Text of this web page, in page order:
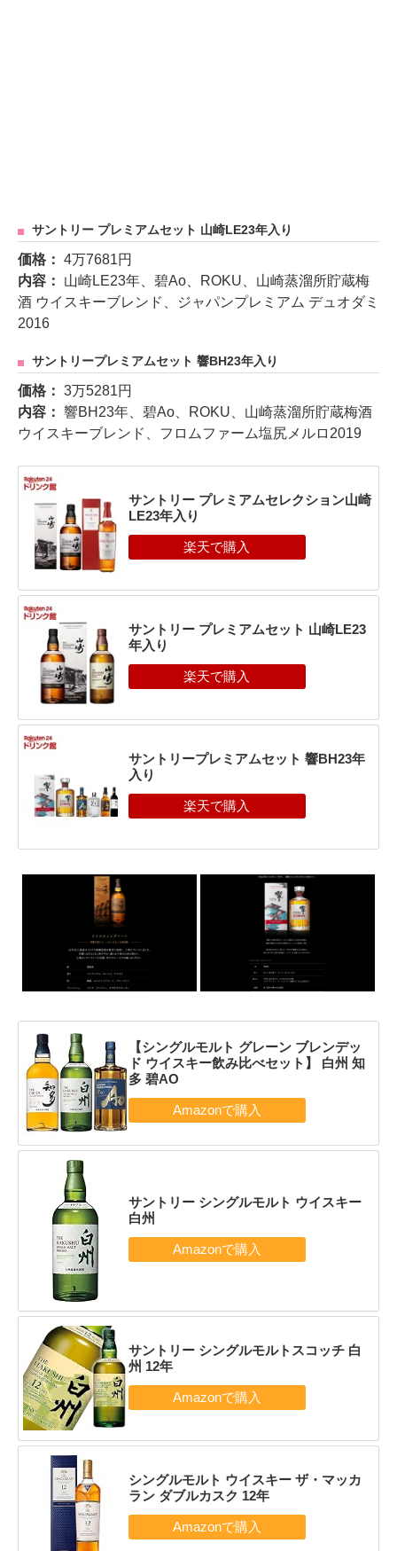
サントリー プレミアムセット 山崎LE23年入り
価格： 4万7681円
内容： 山崎LE23年、碧Ao、ROKU、山崎蒸溜所貯蔵梅
酒 ウイスキーブレンド、ジャパンプレミアム デュオダミ
2016
サントリープレミアムセット 響BH23年入り
価格： 3万5281円
内容： 響BH23年、碧Ao、ROKU、山崎蒸溜所貯蔵梅酒
ウイスキーブレンド、フロムファーム塩尻メルロ2019
サントリー プレミアムセレクション山崎
LE23年入り
サントリー プレミアムセット 山崎LE23
年入り
サントリープレミアムセット 響BH23年
入り
【シングルモルト グレーン ブレンデッ
ド ウイスキー飲み比べセット】 白州 知
多 碧AO
サントリー シングルモルト ウイスキー
白州
サントリー シングルモルトスコッチ 白
州 12年
シングルモルト ウイスキー ザ・マッカ
ラン ダブルカスク 12年